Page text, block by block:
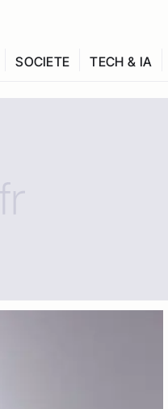
SOCIETE TECH & IA